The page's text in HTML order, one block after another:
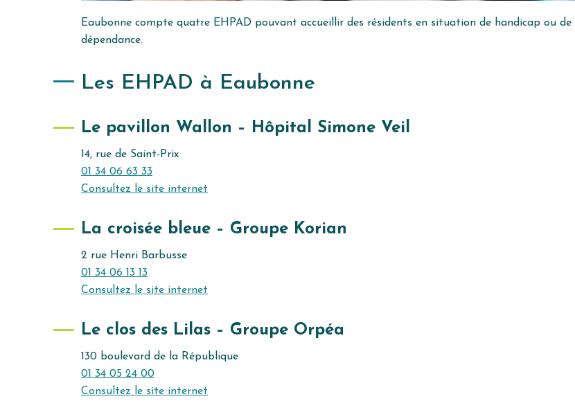
Eaubonne compte quatre EHPAD pouvant accueillir des résidents en situation de handicap ou de
dépendance.
Les EHPAD à Eaubonne
Le pavillon Wallon – Hôpital Simone Veil
14, rue de Saint-Prix
01 34 06 63 33
Consultez le site internet
La croisée bleue – Groupe Korian
2 rue Henri Barbusse
01 34 06 13 13
Consultez le site internet
Le clos des Lilas – Groupe Orpéa
130 boulevard de la République
01 34 05 24 00
Consultez le site internet